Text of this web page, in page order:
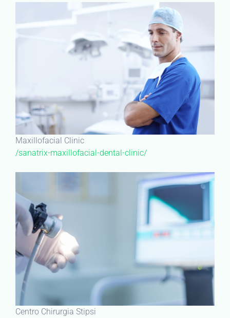
Maxillofacial Clinic
/sanatrix-maxillofacial-dental-clinic/
Centro Chirurgia Stipsi